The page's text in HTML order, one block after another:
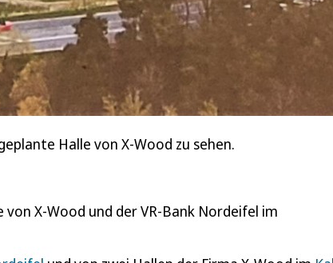
Halle von X-Wood zu sehen.
X-Wood und der VR-Bank Nordeifel im